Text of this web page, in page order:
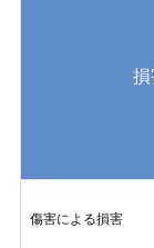
損
傷害による損害